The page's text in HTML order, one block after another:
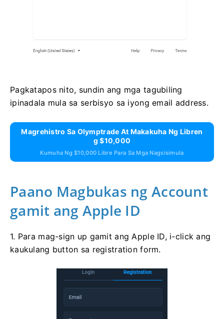
Pagkatapos nito, sundin ang mga tagubiling
ipinadala mula sa serbisyo sa iyong email address.
Magrehistro Sa Olymptrade At Makakuha Ng Libren
G $10,000
Kumuha Ng $10,000 Libre Para Sa Mga Nagsisimula
Paano Magbukas ng Account
gamit ang Apple ID
1. Para mag-sign up gamit ang Apple ID, i-click ang
kaukulang button sa registration form.